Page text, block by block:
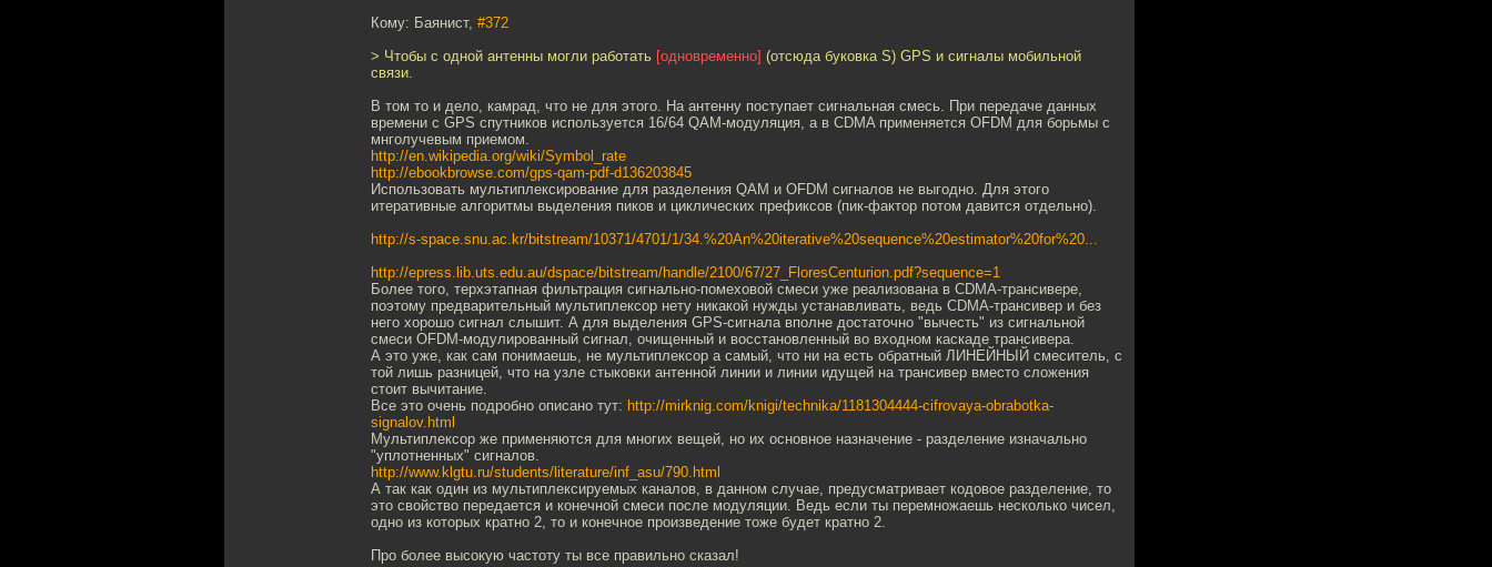
Кому: Баянист, #372
> Чтобы с одной антенны могли работать [одновременно] (отсюда буковка S) GPS и сигналы мобильной
связи.
В том то и дело, камрад, что не для этого. На антенну поступает сигнальная смесь. При передаче данных
времени с GPS спутников используется 16/64 QAM-модуляция, а в CDMA применяется OFDM для борьмы с
мнголучевым приемом.
http://en.wikipedia.org/wiki/Symbol_rate
http://ebookbrowse.com/gps-qam-pdf-d136203845
Использовать мультиплексирование для разделения QAM и OFDM сигналов не выгодно. Для этого
итеративные алгоритмы выделения пиков и циклических префиксов (пик-фактор потом давится отдельно).
http://s-space.snu.ac.kr/bitstream/10371/4701/1/34.%20An%20iterative%20sequence%20estimator%20for%20...
http://epress.lib.uts.edu.au/dspace/bitstream/handle/2100/67/27_FloresCenturion.pdf?sequence=1
Более того, терхэтапная фильтрация сигнально-помеховой смеси уже реализована в CDMA-трансивере,
поэтому предварительный мультиплексор нету никакой нужды устанавливать, ведь CDMA-трансивер и без
него хорошо сигнал слышит. А для выделения GPS-сигнала вполне достаточно "вычесть" из сигнальной
смеси OFDM-модулированный сигнал, очищенный и восстановленный во входном каскаде трансивера.
А это уже, как сам понимаешь, не мультиплексор а самый, что ни на есть обратный ЛИНЕЙНЫЙ смеситель, с
той лишь разницей, что на узле стыковки антенной линии и линии идущей на трансивер вместо сложения
стоит вычитание.
Все это очень подробно описано тут: http://mirknig.com/knigi/technika/1181304444-cifrovaya-obrabotka-
signalov.html
Мультиплексор же применяются для многих вещей, но их основное назначение - разделение изначально
"уплотненных" сигналов.
http://www.klgtu.ru/students/literature/inf_asu/790.html
А так как один из мультиплексируемых каналов, в данном случае, предусматривает кодовое разделение, то
это свойство передается и конечной смеси после модуляции. Ведь если ты перемножаешь несколько чисел,
одно из которых кратно 2, то и конечное произведение тоже будет кратно 2.
Про более высокую частоту ты все правильно сказал!